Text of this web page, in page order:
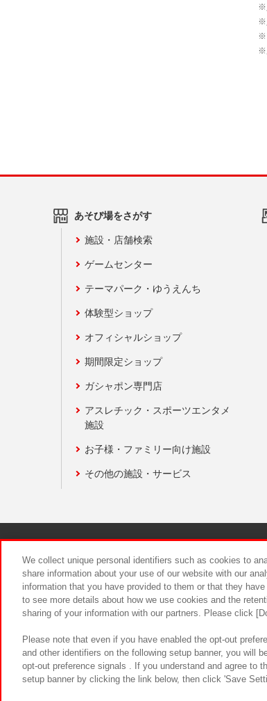
あそび場をさがす
施設・店舗検索
ゲームセンター
テーマパーク・ゆうえんち
体験型ショップ
オフィシャルショップ
期間限定ショップ
ガシャポン専門店
アスレチック・スポーツエンタメ
施設
お子様・ファミリー向け施設
その他の施設・サービス
We collect unique personal identifiers such as cookies to
share information about your use of our website with our
information that you have provided to them or that they
to see more details about how we use cookies and the
sharing of your information with our partners. Please click
Please note that even if you have enabled the opt-out
and other identifiers on the following setup banner, you will
opt-out preference signals . If you understand and agree to
setup banner by clicking the link below, then click 'Save